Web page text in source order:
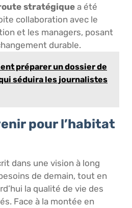
stratégique a été
collaboration avec le
et les managers, posant
durable.
préparer un dossier de
séduira les journalistes
pour l’habitat
dans une vision à long
de demain, tout en
la qualité de vie des
Face à la montée en